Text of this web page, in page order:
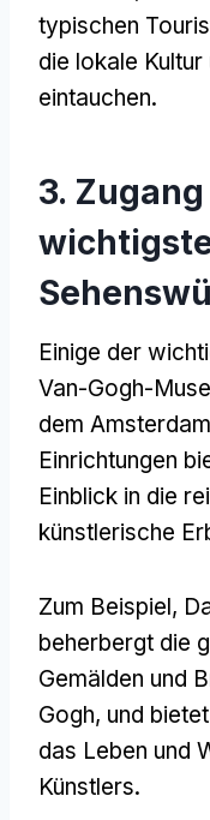
typischen
die lokale
eintauchen.
3.
Einige der
Van-Gogh-
dem
Einrichtungen
Einblick in die
künstlerische
Zum Beispiel,
beherbergt die
Gemälden und
Gogh, und
das Leben und
Künstlers.